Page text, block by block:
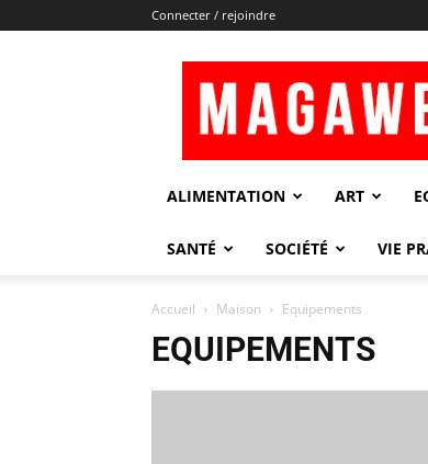
Connecter / rejoindre
ALIMENTATION ART
SANTÉ SOCIÉTÉ VIE
Accueil Maison Equipements
EQUIPEMENTS